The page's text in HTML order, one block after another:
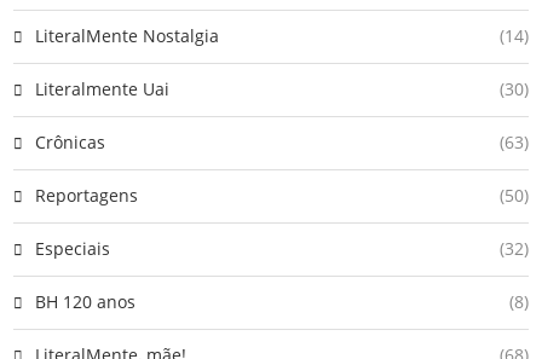
LiteralMente Nostalgia (14)
Literalmente Uai (30)
Crônicas (63)
Reportagens (50)
Especiais (32)
BH 120 anos (8)
LiteralMente, mãe! (68)